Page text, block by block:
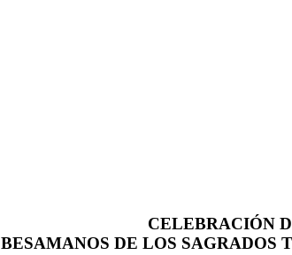
CELEBRACIÓN
BESAMANOS DE LOS SAGRADOS